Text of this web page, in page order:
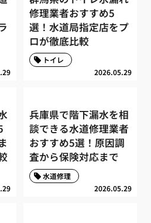
修理業者おすすめ5
選！水道局指定店をプ
ロが徹底比較
2026.05.29
トイレ
兵庫県で階下漏水を相
談できる水道修理業者
おすすめ5選！原因調
査から保険対応まで
2026.05.29
水道修理